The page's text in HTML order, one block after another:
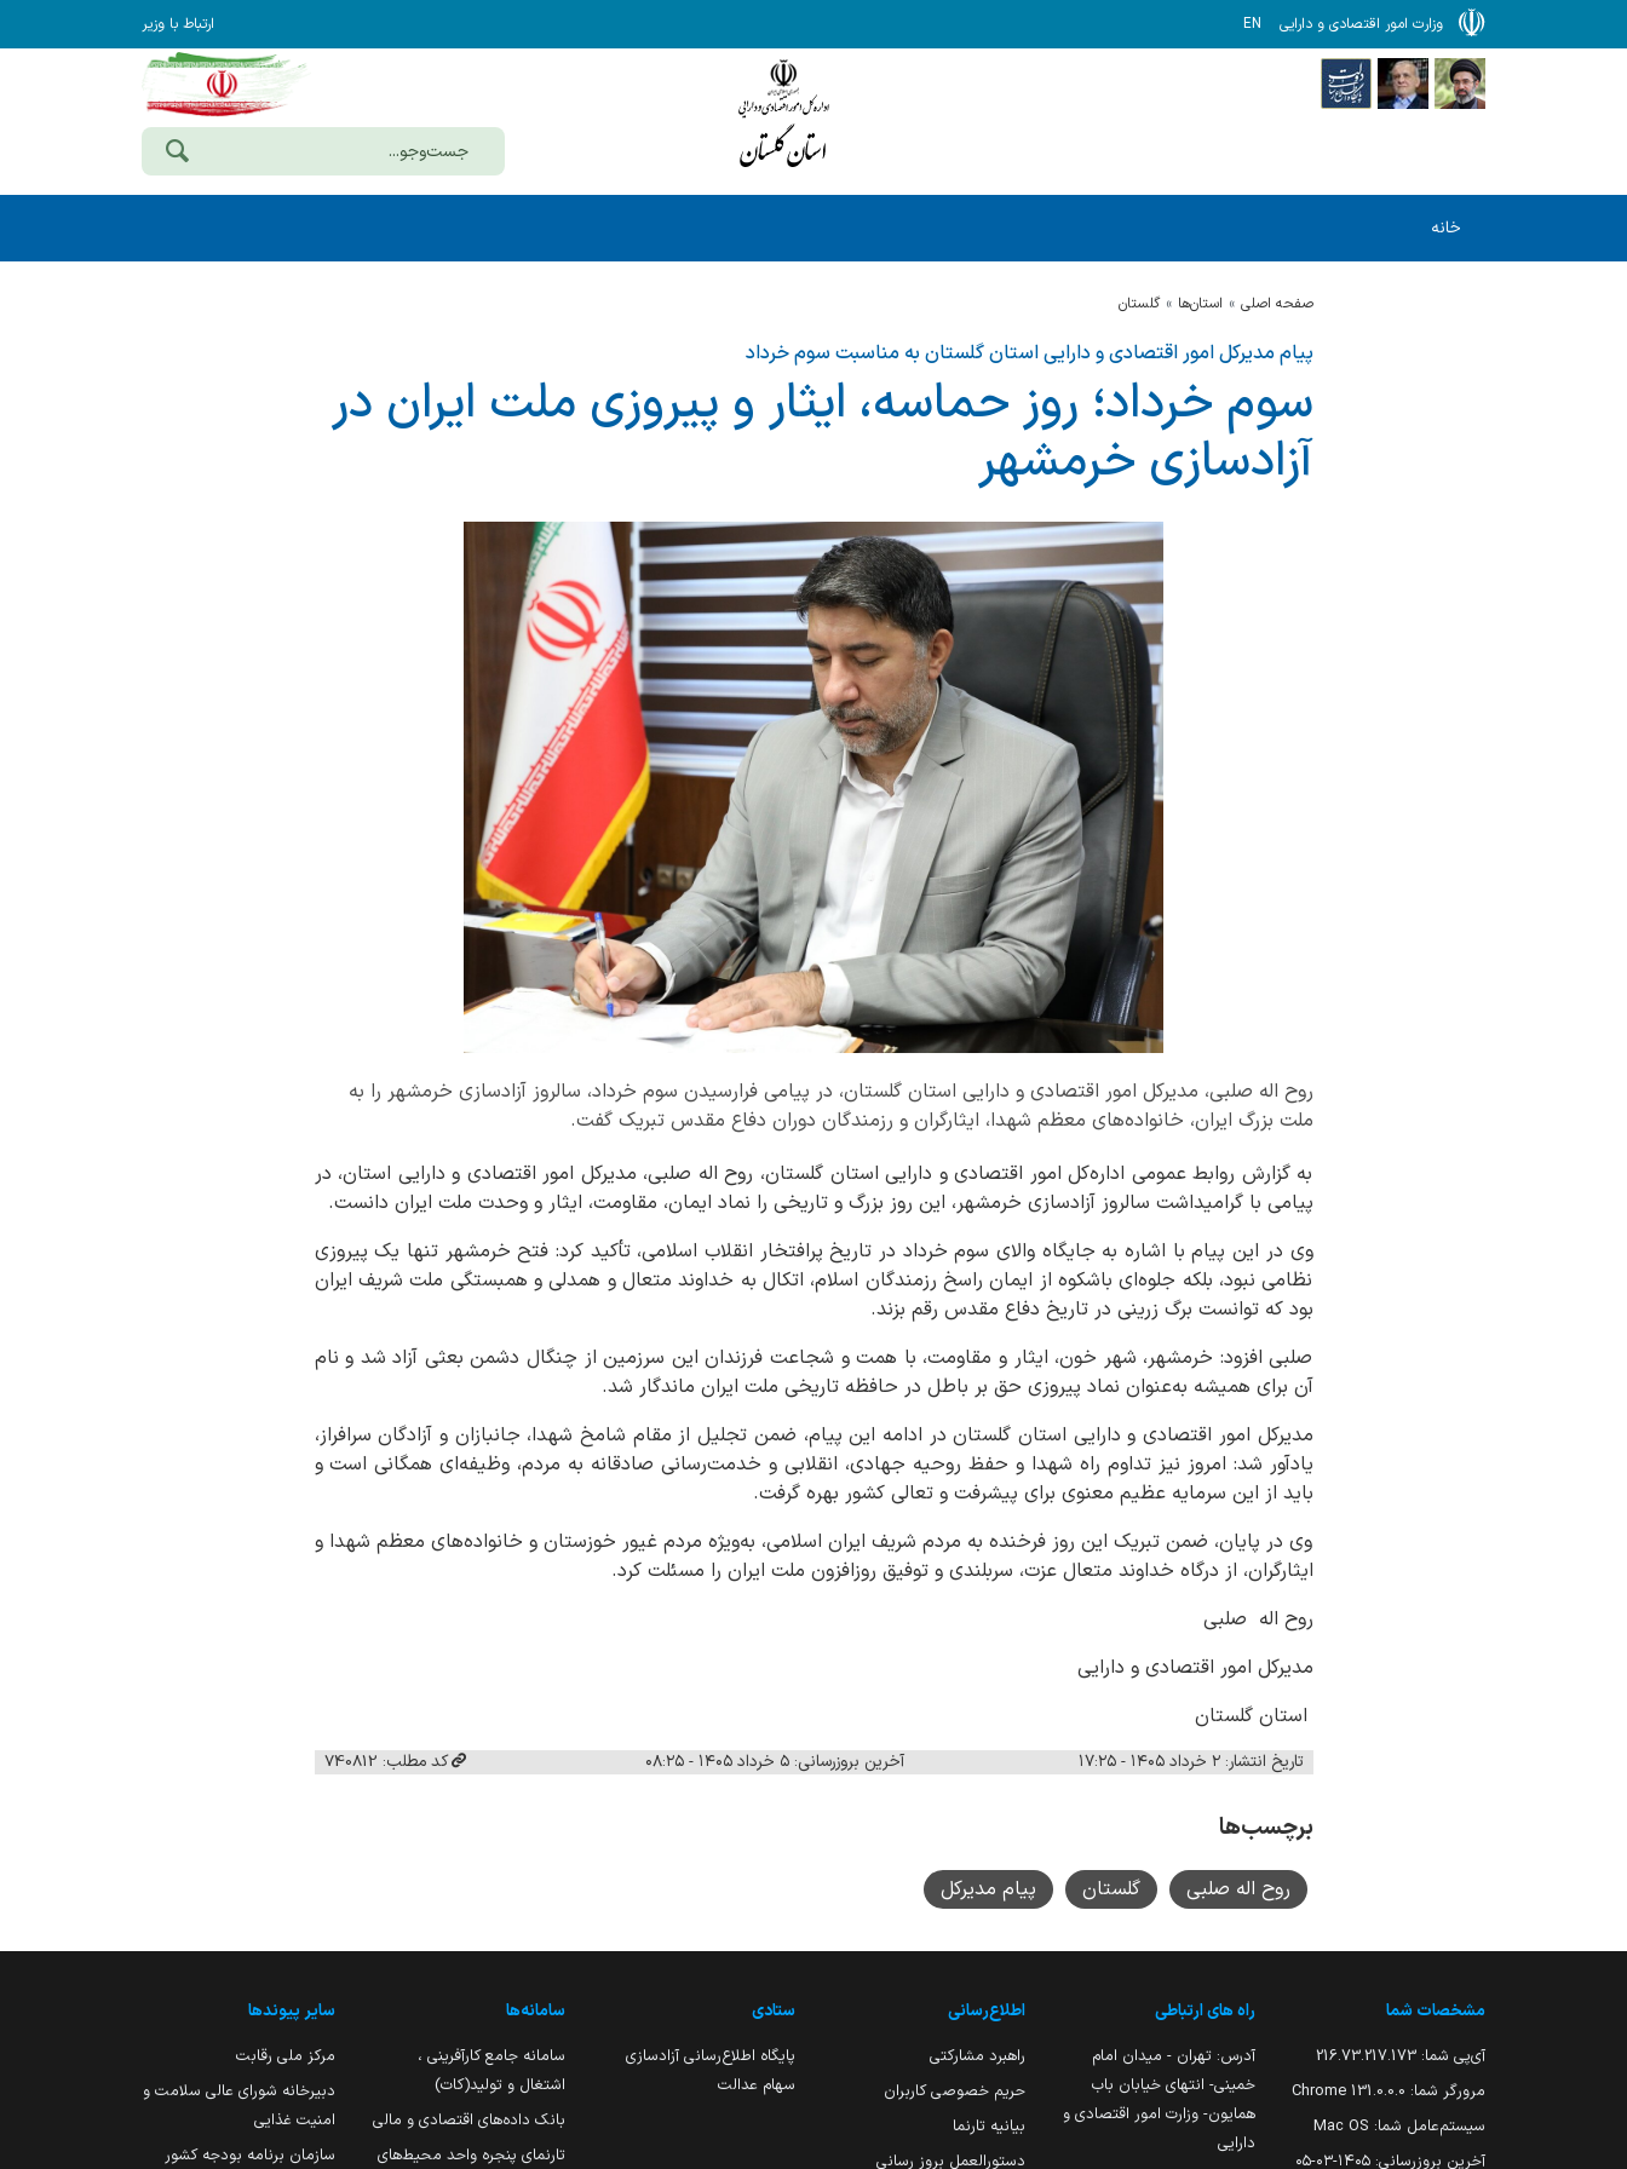
وزارت امور اقتصادی و دارایی EN ارتباط با وزیر
خانه
صفحه اصلی استان‌ها گلستان
پیام مدیرکل امور اقتصادی و دارایی استان گلستان به مناسبت سوم خرداد
سوم خرداد؛ روز حماسه، ایثار و پیروزی ملت ایران در
آزادسازی خرمشهر
روح اله صلبی، مدیرکل امور اقتصادی و دارایی استان گلستان، در پیامی فرارسیدن سوم خرداد، سالروز آزادسازی خرمشهر را به
ملت بزرگ ایران، خانواده‌های معظم شهدا، ایثارگران و رزمندگان دوران دفاع مقدس تبریک گفت.
به گزارش روابط عمومی اداره‌کل امور اقتصادی و دارایی استان گلستان، روح اله صلبی، مدیرکل امور اقتصادی و دارایی استان، در
پیامی با گرامیداشت سالروز آزادسازی خرمشهر، این روز بزرگ و تاریخی را نماد ایمان، مقاومت، ایثار و وحدت ملت ایران دانست.
وی در این پیام با اشاره به جایگاه والای سوم خرداد در تاریخ پرافتخار انقلاب اسلامی، تأکید کرد: فتح خرمشهر تنها یک پیروزی
نظامی نبود، بلکه جلوه‌ای باشکوه از ایمان راسخ رزمندگان اسلام، اتکال به خداوند متعال و همدلی و همبستگی ملت شریف ایران
بود که توانست برگ زرینی در تاریخ دفاع مقدس رقم بزند.
صلبی افزود: خرمشهر، شهر خون، ایثار و مقاومت، با همت و شجاعت فرزندان این سرزمین از چنگال دشمن بعثی آزاد شد و نام
آن برای همیشه به‌عنوان نماد پیروزی حق بر باطل در حافظه تاریخی ملت ایران ماندگار شد.
مدیرکل امور اقتصادی و دارایی استان گلستان در ادامه این پیام، ضمن تجلیل از مقام شامخ شهدا، جانبازان و آزادگان سرافراز،
یادآور شد: امروز نیز تداوم راه شهدا و حفظ روحیه جهادی، انقلابی و خدمت‌رسانی صادقانه به مردم، وظیفه‌ای همگانی است و
باید از این سرمایه عظیم معنوی برای پیشرفت و تعالی کشور بهره گرفت.
وی در پایان، ضمن تبریک این روز فرخنده به مردم شریف ایران اسلامی، به‌ویژه مردم غیور خوزستان و خانواده‌های معظم شهدا و
ایثارگران، از درگاه خداوند متعال عزت، سربلندی و توفیق روزافزون ملت ایران را مسئلت کرد.
روح اله صلبی
مدیرکل امور اقتصادی و دارایی
استان گلستان
تاریخ انتشار: ۲ خرداد ۱۴۰۵ - ۱۷:۲۵ آخرین بروزرسانی: ۵ خرداد ۱۴۰۵ - ۰۸:۲۵ کد مطلب: 740812
برچسب‌ها
روح اله صلبی گلستان پیام مدیرکل
مشخصات شما
آی‌پی شما: 216.73.217.173
مرورگر شما: 131.0.0.0 Chrome
سیستم‌عامل شما: Mac OS
آخرین بروزرسانی: ۱۴۰۵-۰۳-۰۵
راه های ارتباطی
آدرس: تهران - میدان امام
خمینی- انتهای خیابان باب
همایون- وزارت امور اقتصادی و
دارایی
اطلاع‌رسانی
راهبرد مشارکتی
حریم خصوصی کاربران
بیانیه تارنما
دستورالعمل بروز رسانی
ستادی
پایگاه اطلاع‌رسانی آزادسازی
سهام عدالت
سامانه‌ها
سامانه جامع کارآفرینی ،
اشتغال و تولید(کات)
بانک داده‌های اقتصادی و مالی
تارنمای پنجره واحد محیط‌های
سایر پیوندها
مرکز ملی رقابت
دبیرخانه شورای عالی سلامت و
امنیت غذایی
سازمان برنامه بودجه کشور